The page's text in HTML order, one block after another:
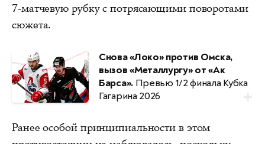
7-матчевую рубку с потрясающими поворотами
сюжета.
Снова «Локо» против Омска,
вызов «Металлургу» от «Ак
Барса».Превью 1/2 финала Кубка
Гагарина 2026
Ранее особой принципиальности в этом